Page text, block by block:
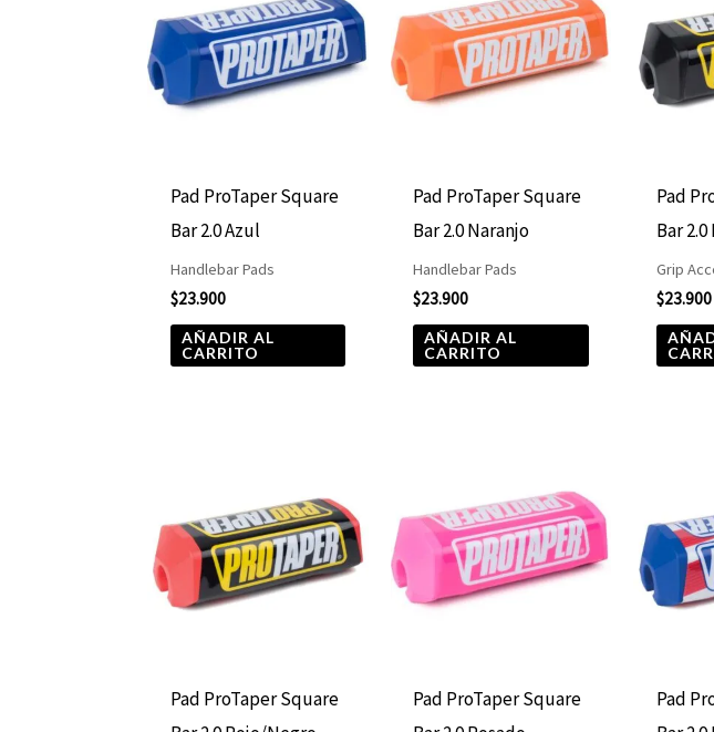
Pad ProTaper Square
Bar 2.0 Azul
Handlebar Pads
$23.900
AÑADIR AL
CARRITO
Pad ProTaper Square
Bar 2.0 Naranjo
Handlebar Pads
$23.900
AÑADIR AL
CARRITO
Pad
Bar
Grip
$23.900
Pad ProTaper Square
Pad ProTaper Square
Pad